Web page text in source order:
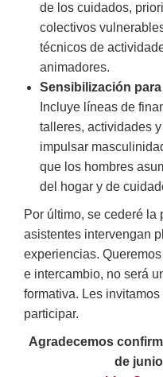
de los cuidados,
colectivos
técnicos de
animadores.
Sensibilización
Incluye líneas de
talleres, actividades
impulsar
que los hombres
del hogar y de
Por último, se cederé la
asistentes intervengan
experiencias.
e intercambio, no será
formativa. Les
participar.
Agradecemos
de